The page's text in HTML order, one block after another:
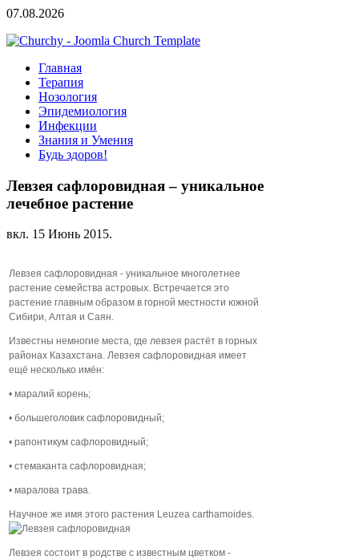
07.08.2026
Главная
Терапия
Нозология
Эпидемиология
Инфекции
Знания и Умения
Будь здоров!
Левзея сафлоровидная – уникальное
лечебное растение
вкл. 15 Июнь 2015.
Левзея сафлоровидная - уникальное многолетнее
растение семейства астровых. Встречается это
растение главным образом в горной местности южной
Сибири, Алтая и Саян.
Известны немногие места, где левзея растёт в горных
районах Казахстана. Левзея сафлоровидная имеет
ещё несколько имён:
• маралий корень;
• большеголовик сафлоровидный;
• рапонтикум сафлоровидный;
• стемаканта сафлоровидная;
• маралова трава.
Научное же имя этого растения Leuzea carthamoides.
Левзея состоит в родстве с известным цветком -